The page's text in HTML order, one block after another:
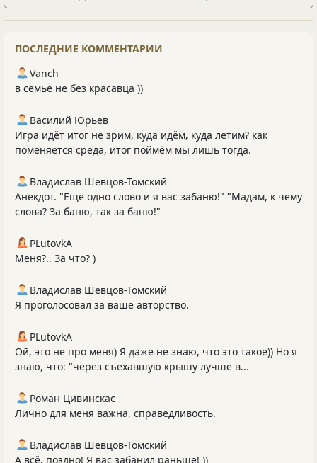
ПОСЛЕДНИЕ КОММЕНТАРИИ
Vanch
в семье не без красавца ))
Василий Юрьев
Игра идёт итог не зрим, куда идём, куда летим? как
поменяется среда, итог поймём мы лишь тогда.
Владислав Шевцов-Томский
Анекдот. "Ещё одно слово и я вас забаню!" "Мадам, к чему
слова? За баню, так за баню!"
PLutоvkА
Меня?.. За что? )
Владислав Шевцов-Томский
Я проголосовал за ваше авторство.
PLutоvkА
Ой, это не про меня) Я даже не знаю, что это такое)) Но я
знаю, что: "через съехавшую крышу лучше в...
Роман Цивинскас
Лично для меня важна, справедливость.
Владислав Шевцов-Томский
А всё, поздно! Я вас забанил раньше! ))